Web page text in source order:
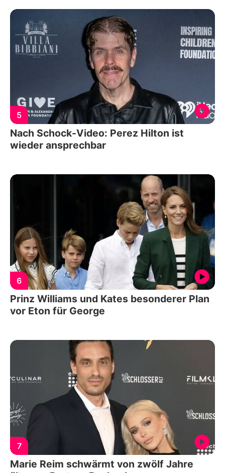
5
Nach Schock-Video: Perez Hilton ist
wieder ansprechbar
6
Prinz Williams und Kates besonderer Plan
vor Eton für George
7
Marie Reim schwärmt von zwölf Jahre